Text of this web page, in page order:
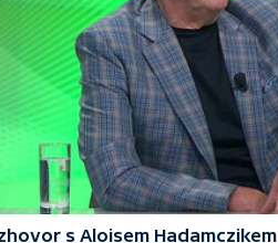
s Aloisem Hadamczikem